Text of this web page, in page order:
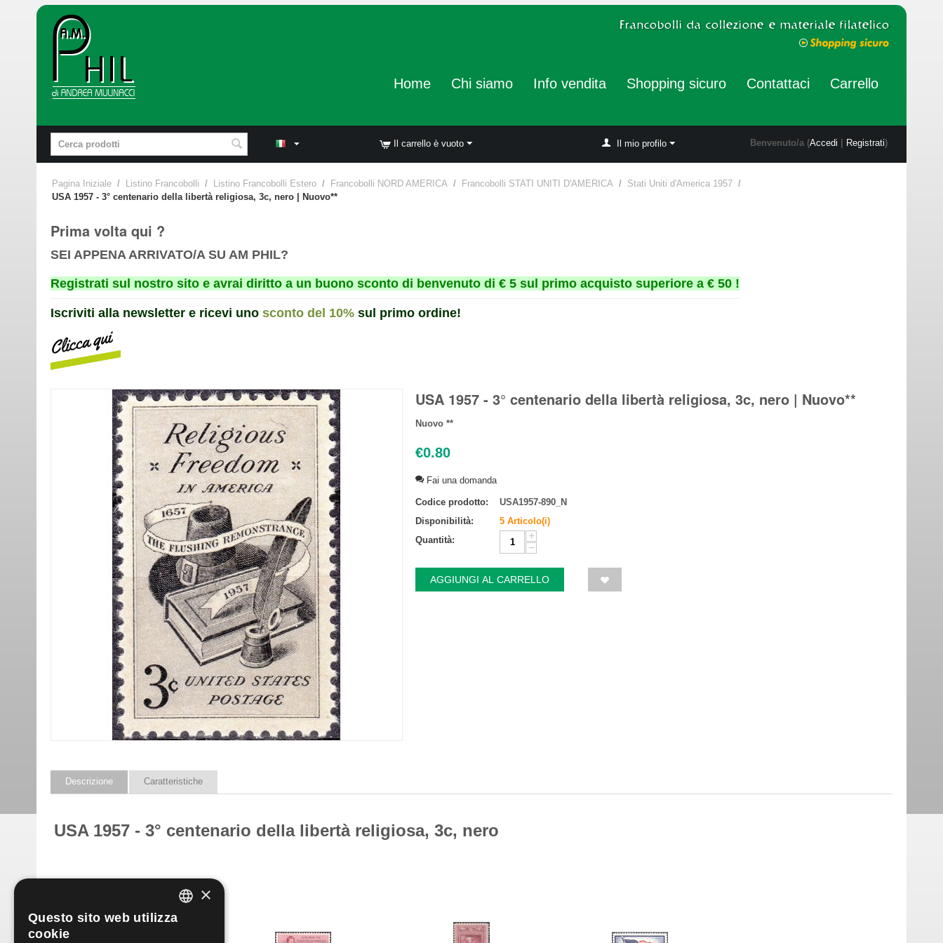
Home Chi siamo Info vendita Shopping sicuro Contattaci Carrello
Il carrello è vuoto Il mio profilo Benvenuto/a (Accedi Registrati)
Pagina Iniziale / Listino Francobolli / Listino Francobolli Estero / Francobolli NORD AMERICA / Francobolli STATI UNITI D'AMERICA / Stati Uniti d'America 1957 /
USA 1957 - 3° centenario della libertà religiosa, 3c, nero | Nuovo**
Prima volta qui ?
SEI APPENA ARRIVATO/A SU AM PHIL?
Registrati sul nostro sito e avrai diritto a un buono sconto di benvenuto di € 5 sul primo acquisto superiore a € 50 !
Iscriviti alla newsletter e ricevi uno sconto del 10% sul primo ordine!
USA 1957 - 3° centenario della libertà religiosa, 3c, nero | Nuovo**
Nuovo **
€0.80
Fai una domanda
Codice prodotto:
USA1957-890_N
Disponibilità:
5 Articolo(i)
Quantità:
+
−
AGGIUNGI AL CARRELLO
Descrizione Caratteristiche
USA 1957 - 3° centenario della libertà religiosa, 3c, nero
ITALIAN
×
Questo sito web utilizza
cookie